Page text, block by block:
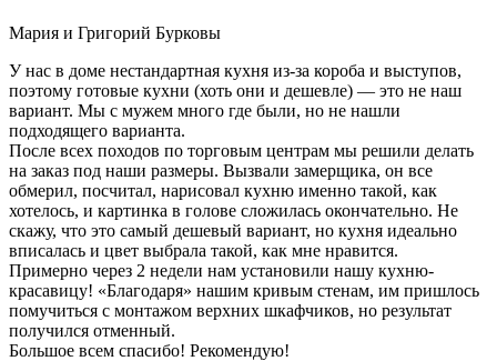
Мария и Григорий Бурковы
У нас в доме нестандартная кухня из-за короба и выступов,
поэтому готовые кухни (хоть они и дешевле) — это не наш
вариант. Мы с мужем много где были, но не нашли
подходящего варианта.
После всех походов по торговым центрам мы решили делать
на заказ под наши размеры. Вызвали замерщика, он все
обмерил, посчитал, нарисовал кухню именно такой, как
хотелось, и картинка в голове сложилась окончательно. Не
скажу, что это самый дешевый вариант, но кухня идеально
вписалась и цвет выбрала такой, как мне нравится.
Примерно через 2 недели нам установили нашу кухню-
красавицу! «Благодаря» нашим кривым стенам, им пришлось
помучиться с монтажом верхних шкафчиков, но результат
получился отменный.
Большое всем спасибо! Рекомендую!